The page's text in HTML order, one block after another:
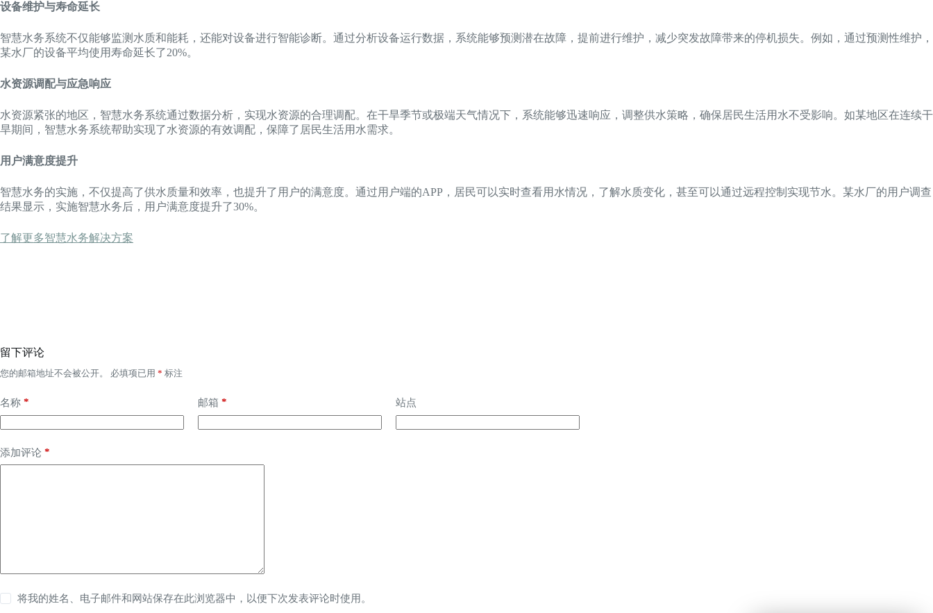
设备维护与寿命延长
智慧水务系统不仅能够监测水质和能耗，还能对设备进行智能诊断。通过分析设备运行数据，系统能够预测潜在故障，提前进行维护，减少突发故障带来的停机损失。例如，通过预测性维护，
某水厂的设备平均使用寿命延长了20%。
水资源调配与应急响应
水资源紧张的地区，智慧水务系统通过数据分析，实现水资源的合理调配。在干旱季节或极端天气情况下，系统能够迅速响应，调整供水策略，确保居民生活用水不受影响。如某地区在连续干
旱期间，智慧水务系统帮助实现了水资源的有效调配，保障了居民生活用水需求。
用户满意度提升
智慧水务的实施，不仅提高了供水质量和效率，也提升了用户的满意度。通过用户端的APP，居民可以实时查看用水情况，了解水质变化，甚至可以通过远程控制实现节水。某水厂的用户调查
结果显示，实施智慧水务后，用户满意度提升了30%。
了解更多智慧水务解决方案
留下评论
您的邮箱地址不会被公开。 必填项已用 * 标注
名称 * 邮箱 * 站点
添加评论 *
将我的姓名、电子邮件和网站保存在此浏览器中，以便下次发表评论时使用。